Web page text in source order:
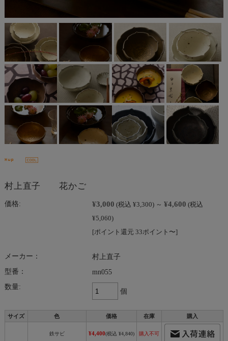
村上直子 花かご
価格: ¥3,000 (税込 ¥3,300) ～ ¥4,600 (税込
¥5,060)
[ポイント還元 33ポイント〜]
メーカー：
村上直子
型番：
mn055
数量:
個
サイズ 色 価格 在庫 購入
鉄サビ ¥4,400(税込 ¥4,840) 購入不可